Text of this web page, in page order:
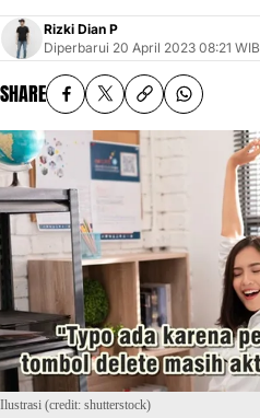
Rizki Dian P
Diperbarui 20 April 2023 08:21 WIB
SHARE
Ilustrasi (credit: shutterstock)